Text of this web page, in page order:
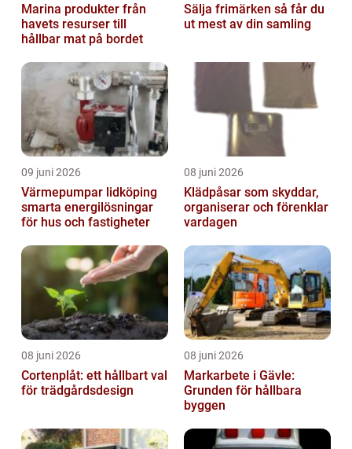
Marina produkter från
havets resurser till
hållbar mat på bordet
Sälja frimärken så får du
ut mest av din samling
09 juni 2026
Värmepumpar lidköping
smarta energilösningar
för hus och fastigheter
08 juni 2026
Klädpåsar som skyddar,
organiserar och förenklar
vardagen
08 juni 2026
Cortenplåt: ett hållbart val
för trädgårdsdesign
08 juni 2026
Markarbete i Gävle:
Grunden för hållbara
byggen